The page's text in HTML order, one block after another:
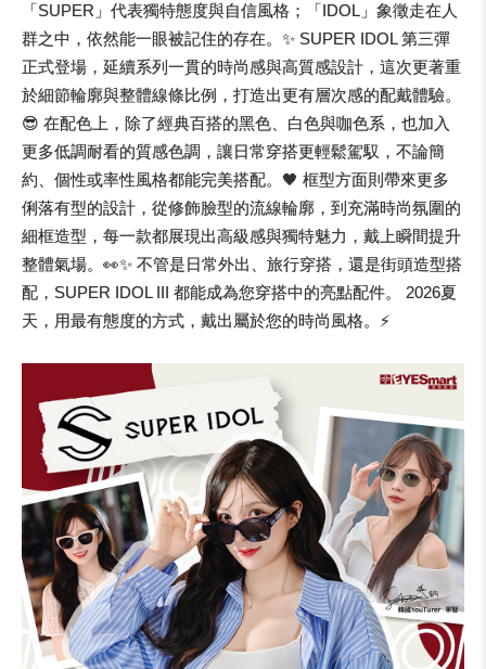
「SUPER」代表獨特態度與自信風格；「IDOL」象徵走在人
群之中，依然能一眼被記住的存在。✨ SUPER IDOL 第三彈
正式登場，延續系列一貫的時尚感與高質感設計，這次更著重
於細節輪廓與整體線條比例，打造出更有層次感的配戴體驗。
😎 在配色上，除了經典百搭的黑色、白色與咖色系，也加入
更多低調耐看的質感色調，讓日常穿搭更輕鬆駕馭，不論簡
約、個性或率性風格都能完美搭配。🖤 框型方面則帶來更多
俐落有型的設計，從修飾臉型的流線輪廓，到充滿時尚氛圍的
細框造型，每一款都展現出高級感與獨特魅力，戴上瞬間提升
整體氣場。👀✨ 不管是日常外出、旅行穿搭，還是街頭造型搭
配，SUPER IDOL III 都能成為您穿搭中的亮點配件。 2026夏
天，用最有態度的方式，戴出屬於您的時尚風格。⚡